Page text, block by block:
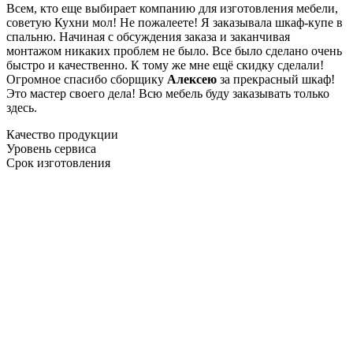
Всем, кто еще выбирает компанию для изготовления мебели,
советую Кухни мол! Не пожалеете! Я заказывала шкаф-купе в
спальню. Начиная с обсуждения заказа и заканчивая
монтажом никаких проблем не было. Все было сделано очень
быстро и качественно. К тому же мне ещё скидку сделали!
Огромное спасибо сборщику Алексею за прекрасный шкаф!
Это мастер своего дела! Всю мебель буду заказывать только
здесь.
Качество продукции
Уровень сервиса
Срок изготовления